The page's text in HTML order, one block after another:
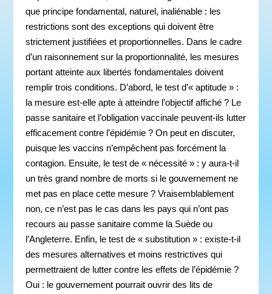
que principe fondamental, naturel, inaliénable : les
restrictions sont des exceptions qui doivent être
strictement justifiées et proportionnelles. Dans le cadre
d’un raisonnement sur la proportionnalité, les mesures
portant atteinte aux libertés fondamentales doivent
remplir trois conditions. D’abord, le test d’« aptitude » :
la mesure est-elle apte à atteindre l’objectif affiché ? Le
passe sanitaire et l’obligation vaccinale peuvent-ils lutter
efficacement contre l’épidémie ? On peut en discuter,
puisque les vaccins n’empêchent pas forcément la
contagion. Ensuite, le test de « nécessité » : y aura-t-il
un très grand nombre de morts si le gouvernement ne
met pas en place cette mesure ? Vraisemblablement
non, ce n’est pas le cas dans les pays qui n’ont pas
recours au passe sanitaire comme la Suède ou
l’Angleterre. Enfin, le test de « substitution » : existe-t-il
des mesures alternatives et moins restrictives qui
permettraient de lutter contre les effets de l’épidémie ?
Oui : le gouvernement pourrait ouvrir des lits de